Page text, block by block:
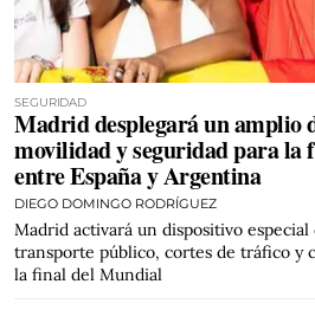
SEGURIDAD
Madrid desplegará un amplio
movilidad y seguridad para
entre España y Argentina
DIEGO DOMINGO RODRÍGUEZ
Madrid activará un dispositivo
transporte público, cortes de tráfico y
la final del Mundial